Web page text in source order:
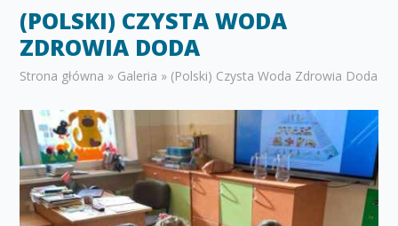
(POLSKI) CZYSTA WODA
ZDROWIA DODA
Strona główna » Galeria » (Polski) Czysta Woda Zdrowia Doda